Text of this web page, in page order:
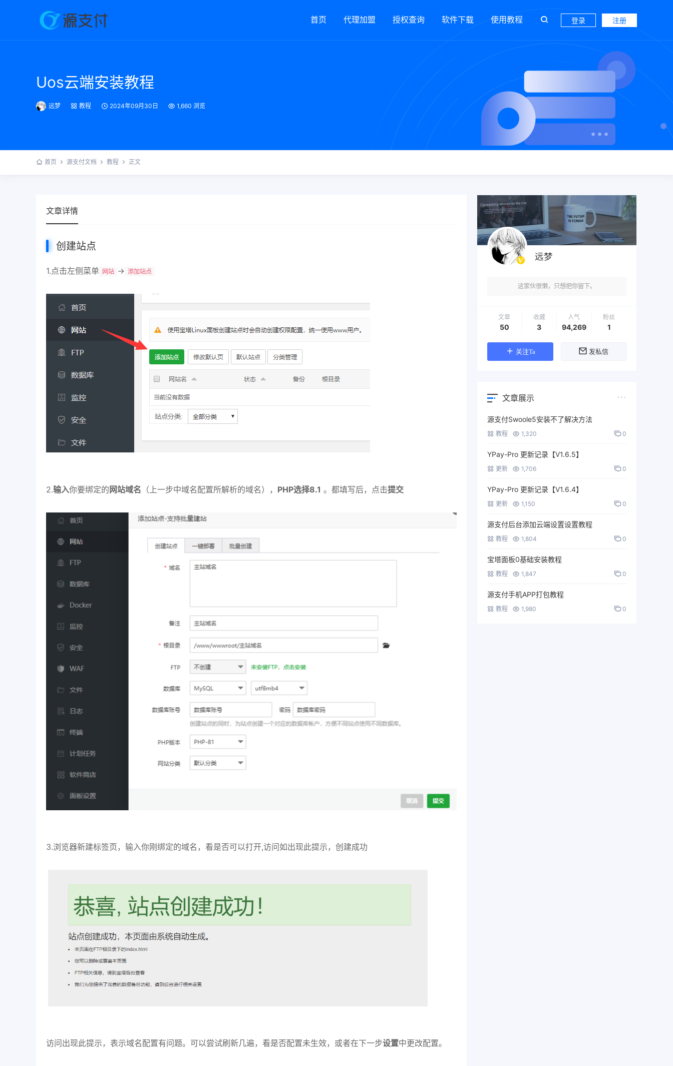
首页 代理加盟 授权查询 软件下载 使用教程 登录 注册
Uos云端安装教程
远梦 教程 2024年09月30日 1,660 浏览
首页 源支付文档 教程 正文
文章详情
创建站点
1.点击左侧菜单 网站 → 添加站点
2.输入你要绑定的 网站域名 （上一步中域名配置所解析的域名）， PHP选择8.1 。都填写后，点击提交
3.浏览器新建标签页，输入你刚绑定的域名，看是否可以打开,访问如出现此提示，创建成功
访问出现此提示，表示域名配置有问题。可以尝试刷新几遍，看是否配置未生效，或者在下一步设置中更改配置。
远梦
这家伙很懒，只想把你留下。
文章
50
收藏
3
人气
94,269
粉丝
1
关注Ta 发私信
文章展示
源支付Swoole5安装不了解决方法
教程 1,320 0
YPay-Pro 更新记录【V1.6.5】
更新 1,706 0
YPay-Pro 更新记录【V1.6.4】
更新 1,150 0
源支付后台添加云端设置设置教程
教程 1,804 0
宝塔面板0基础安装教程
教程 1,847 0
源支付手机APP打包教程
教程 1,980 0